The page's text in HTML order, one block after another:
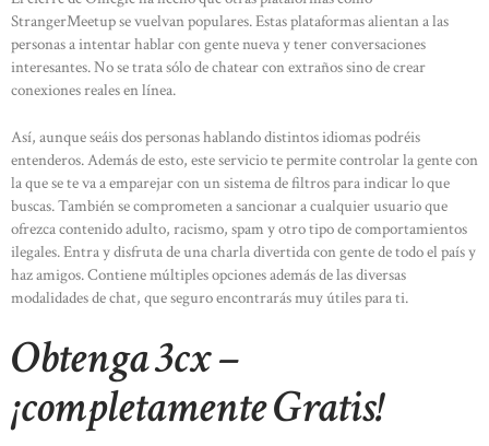
StrangerMeetup se vuelvan populares. Estas plataformas alientan a las
personas a intentar hablar con gente nueva y tener conversaciones
interesantes. No se trata sólo de chatear con extraños sino de crear
conexiones reales en línea.
Así, aunque seáis dos personas hablando distintos idiomas podréis
entenderos. Además de esto, este servicio te permite controlar la gente con
la que se te va a emparejar con un sistema de filtros para indicar lo que
buscas. También se comprometen a sancionar a cualquier usuario que
ofrezca contenido adulto, racismo, spam y otro tipo de comportamientos
ilegales. Entra y disfruta de una charla divertida con gente de todo el país y
haz amigos. Contiene múltiples opciones además de las diversas
modalidades de chat, que seguro encontrarás muy útiles para ti.
Obtenga 3cx –
¡completamente Gratis!